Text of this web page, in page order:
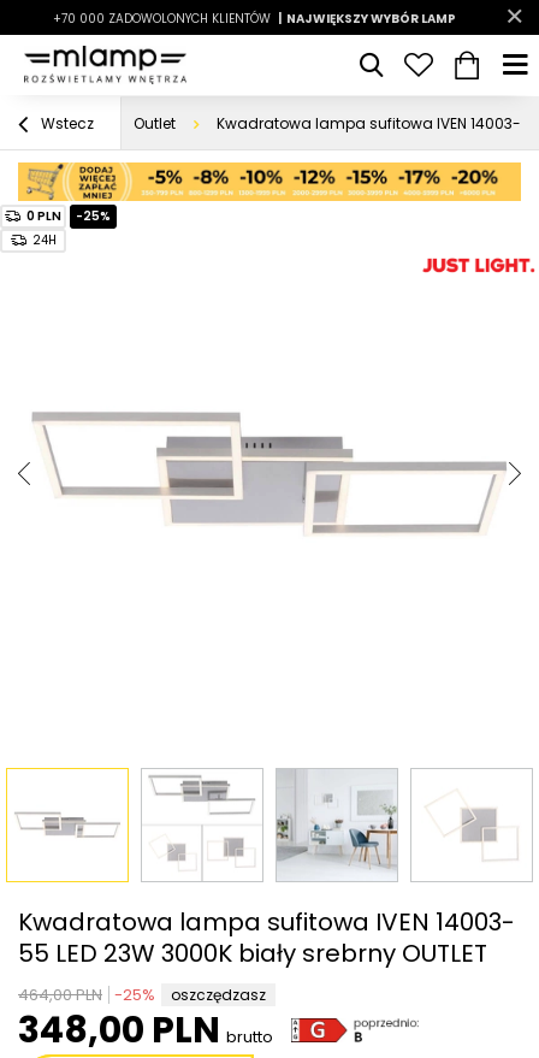
-7% LATO7
+70 000 ZADOWOLONYCH KLIENTÓW | NAJWIĘKSZY WYBÓR LAMP
| |
Wstecz Outlet Kwadratowa lampa sufitowa IVEN 14003-55
0 PLN
24H
-25%
Kwadratowa lampa sufitowa IVEN 14003-
55 LED 23W 3000K biały srebrny OUTLET
464,00 PLN -25% oszczędzasz
348,00 PLN brutto